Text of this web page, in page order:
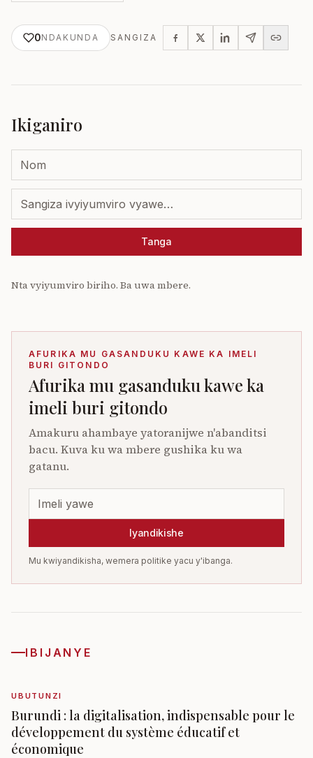
0NDAKUNDA SANGIZA
Ikiganiro
Tanga
Nta vyiyumviro biriho. Ba uwa mbere.
AFURIKA MU GASANDUKU KAWE KA IMELI
BURI GITONDO
Afurika mu gasanduku kawe ka
imeli buri gitondo
Amakuru ahambaye yatoranijwe n'abanditsi
bacu. Kuva ku wa mbere gushika ku wa
gatanu.
Iyandikishe
Mu kwiyandikisha, wemera politike yacu y'ibanga.
IBIJANYE
UBUTUNZI
Burundi : la digitalisation, indispensable pour le
développement du système éducatif et
économique